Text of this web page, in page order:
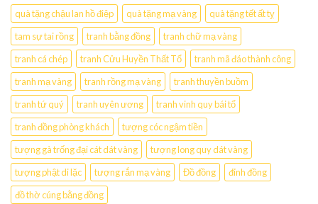
quà tặng chậu lan hồ điệp
quà tặng mạ vàng
quà tặng tết ất tỵ
tam sự tai rồng
tranh bằng đồng
tranh chữ mạ vàng
tranh cá chép
tranh Cửu Huyền Thất Tổ
tranh mã đáo thành công
tranh mạ vàng
tranh rồng mạ vàng
tranh thuyền buồm
tranh tứ quý
tranh uyên ương
tranh vinh quy bái tổ
tranh đồng phòng khách
tượng cóc ngậm tiền
tượng gà trống đại cát dát vàng
tượng long quy dát vàng
tượng phật di lặc
tượng rắn mạ vàng Đồ đồng
đỉnh đồng
đồ thờ cúng bằng đồng